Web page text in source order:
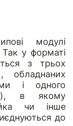
модулі
у форматі
з трьох
обладнаних
і одного
в якому
чи інше
до